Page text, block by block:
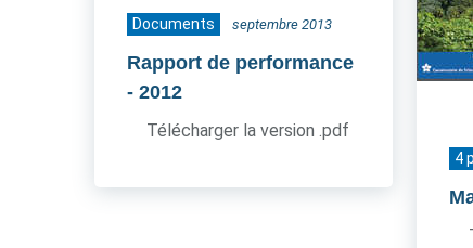
Documents septembre 2013
Rapport de performance
- 2012
Télécharger la version .pdf
4